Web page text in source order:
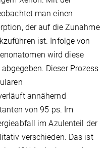
man einen
der auf die Zunahme
ist. Infolge von
wird diese
Dieser Prozess
annähernd
von 95 ps. Im
im Azulenteil der
verschieden. Das ist